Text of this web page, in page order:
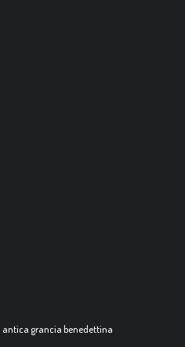
antica grancia benedettina